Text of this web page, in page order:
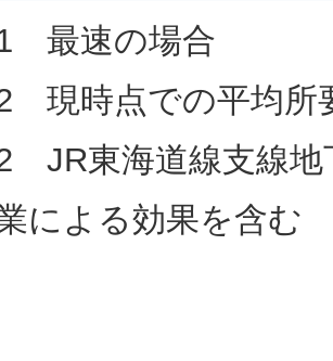
最速の場合
現時点での平均所
JR東海道線支線地
による効果を含む